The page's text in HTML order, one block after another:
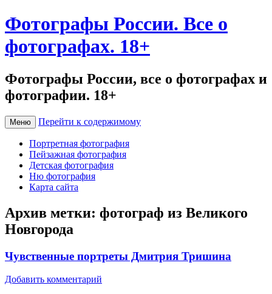
Фотографы России. Все о
фотографах. 18+
Фотографы России, все о фотографах и
фотографии. 18+
Меню Перейти к содержимому
Портретная фотография
Пейзажная фотография
Детская фотография
Ню фотография
Карта сайта
Архив метки: фотограф из Великого
Новгорода
Чувственные портреты Дмитрия Тришина
Добавить комментарий